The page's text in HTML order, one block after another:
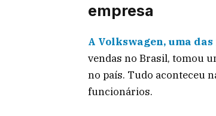
empresa
A Volkswagen, uma
vendas no Brasil, tomou
no país. Tudo aconteceu
funcionários.